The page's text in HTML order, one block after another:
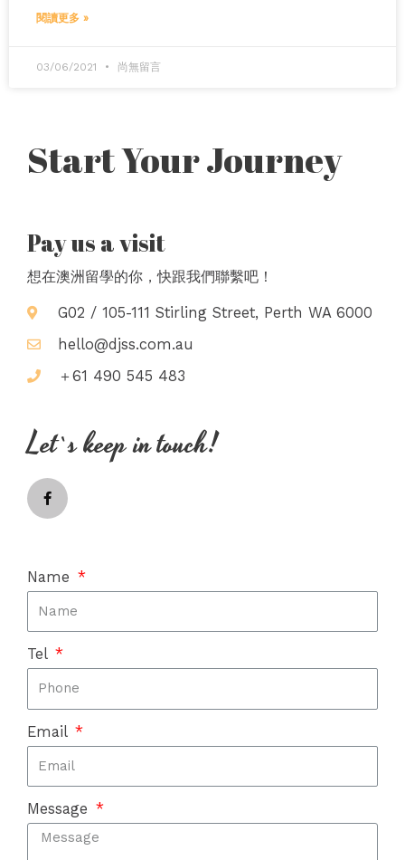
閱讀更多 »
03/06/2021 尚無留言
Start Your Journey
Pay us a visit
想在澳洲留學的你，快跟我們聯繫吧！
G02 / 105-111 Stirling Street, Perth WA 6000
hello@djss.com.au
＋61 490 545 483
Let`s keep in touch!
Name
Tel
Email
Message